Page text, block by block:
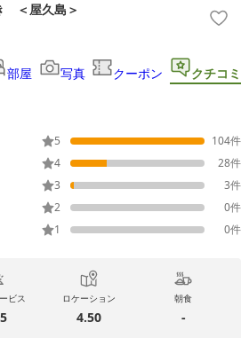
＜屋久島＞
部屋 写真 クーポン クチコミ
5 104件
4
28件
3
3件
2
0件
1
0件
ビス ロケーション
4.50
朝食
-